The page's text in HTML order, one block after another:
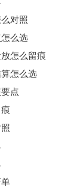
对照
么选
怎么留痕
怎么选
点